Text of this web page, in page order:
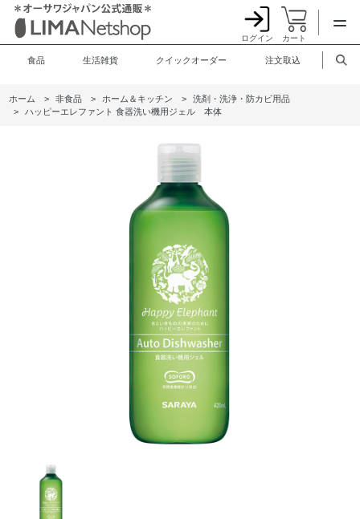
ログイン カート
食品 生活雑貨 クイックオーダー 注文取込
ホーム > 非食品 > ホーム＆キッチン >
洗剤・洗浄・防カビ用品
>
ハッピーエレファント 食器洗い機用ジェル 本体